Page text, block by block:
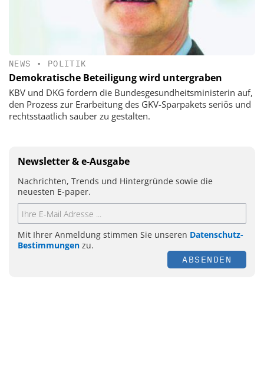
NEWS • POLITIK
Demokratische Beteiligung wird untergraben
KBV und DKG fordern die Bundesgesundheitsministerin auf,
den Prozess zur Erarbeitung des GKV-Sparpakets seriös und
rechtsstaatlich sauber zu gestalten.
Newsletter & e-Ausgabe
Nachrichten, Trends und Hintergründe sowie die
neuesten E-paper.
Mit Ihrer Anmeldung stimmen Sie unseren Datenschutz-
Bestimmungen zu.
ABSENDEN